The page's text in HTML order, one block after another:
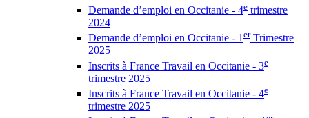
Demande d’emploi en Occitanie - 4e trimestre
2024
Demande d’emploi en Occitanie - 1 erTrimestre
2025
Inscrits à France Travail en Occitanie - 3e
trimestre 2025
Inscrits à France Travail en Occitanie - 4e
trimestre 2025